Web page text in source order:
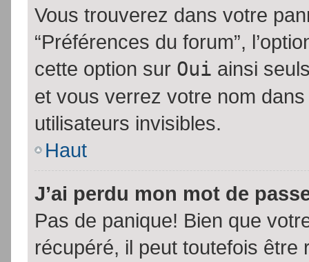
Vous trouverez dans votre
“Préférences du forum”,
cette option sur Oui ainsi
et vous verrez votre nom
utilisateurs invisibles.
Haut
J’ai perdu mon mot de
Pas de panique! Bien que
récupéré, il peut toutefois être